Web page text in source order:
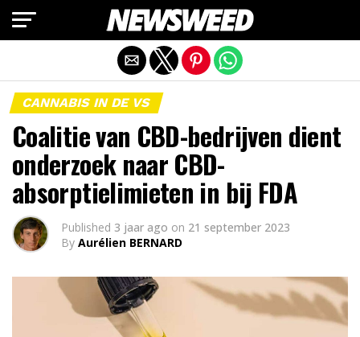
CANNABIS IN DE VS
Coalitie van CBD-bedrijven dient
onderzoek naar CBD-
absorptielimieten in bij FDA
Published 3 jaar ago on 21 september 2023
By Aurélien BERNARD
Mobiele versie afsluiten